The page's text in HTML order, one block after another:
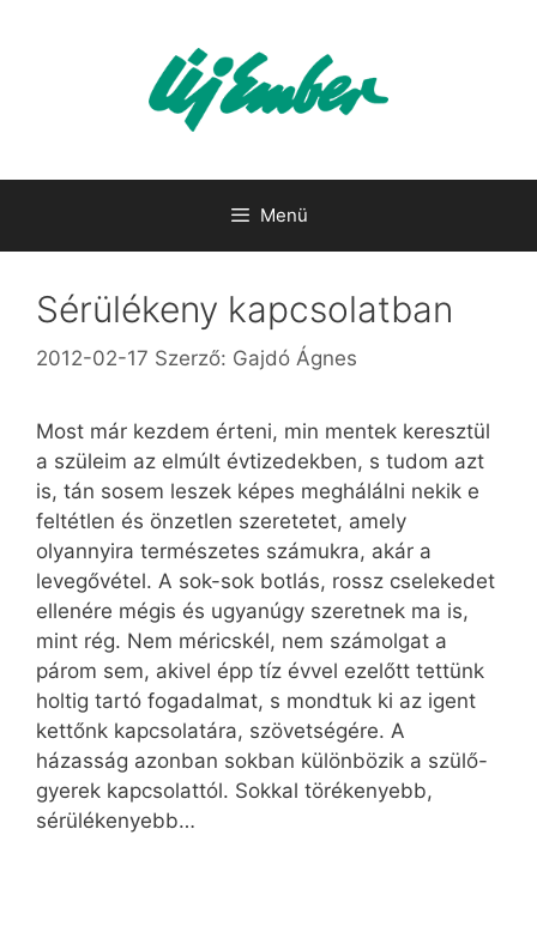
Menü
Sérülékeny kapcsolatban
2012-02-17 Szerző: Gajdó Ágnes
Most már kezdem érteni, min mentek keresztül
a szüleim az elmúlt évtizedekben, s tudom azt
is, tán sosem leszek képes meghálálni nekik e
feltétlen és önzetlen szeretetet, amely
olyannyira természetes számukra, akár a
levegővétel. A sok-sok botlás, rossz cselekedet
ellenére mégis és ugyanúgy szeretnek ma is,
mint rég. Nem méricskél, nem számolgat a
párom sem, akivel épp tíz évvel ezelőtt tettünk
holtig tartó fogadalmat, s mondtuk ki az igent
kettőnk kapcsolatára, szövetségére. A
házasság azonban sokban különbözik a szülő-
gyerek kapcsolattól. Sokkal törékenyebb,
sérülékenyebb…